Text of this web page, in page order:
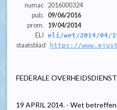
numac 2016000324
pub.
09/06/2016
prom.
19/04/2014
ELI eli/wet/2014/04/
staatsblad https://
FEDERALE
19 APRIL 2014. - Wet